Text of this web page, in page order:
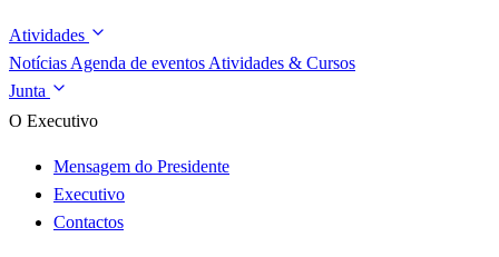
Atividades
Notícias Agenda de eventos Atividades & Cursos
Junta
O Executivo
Mensagem do Presidente
Executivo
Contactos